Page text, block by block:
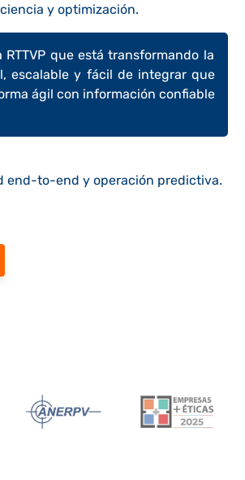
y optimización.
RTTVP que está transformando la
escalable y fácil de integrar que
ágil con información confiable
end-to-end y operación predictiva.